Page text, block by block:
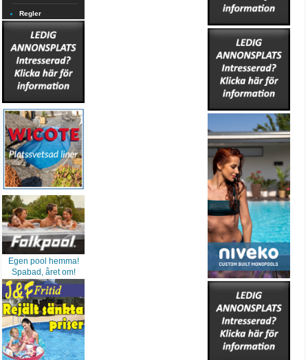
Regler
Egen pool hemma!
Spabad, året om!